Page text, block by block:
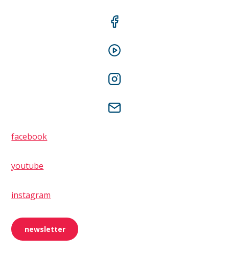
facebook
youtube
instagram
newsletter